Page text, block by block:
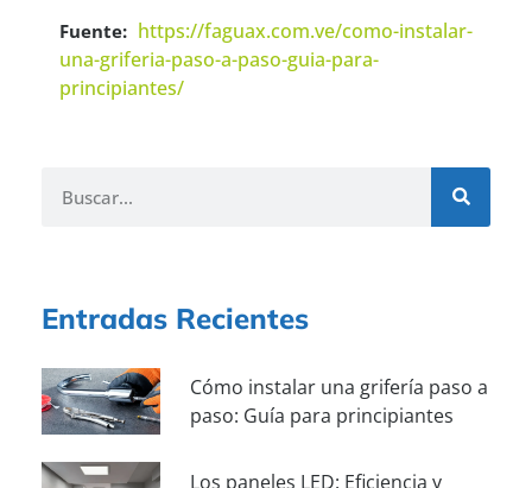
Fuente: https://faguax.com.ve/como-instalar-
una-griferia-paso-a-paso-guia-para-
principiantes/
Entradas Recientes
Cómo instalar una grifería paso a
paso: Guía para principiantes
Los paneles LED: Eficiencia y